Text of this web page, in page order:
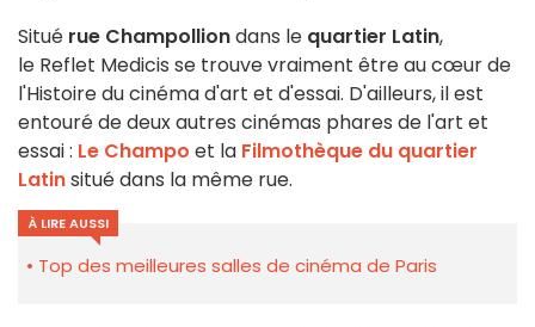
Situé rue Champolliondans le quartier Latin,
le Reflet Medicis se trouve vraiment être au cœur de
l'Histoire du cinéma d'art et d'essai. D'ailleurs, il est
entouré de deux autres cinémas phares de l'art et
essai : Le Champo et la Filmothèque du quartier
Latinsitué dans la même rue.
À LIRE AUSSI
Top des meilleures salles de cinéma de Paris